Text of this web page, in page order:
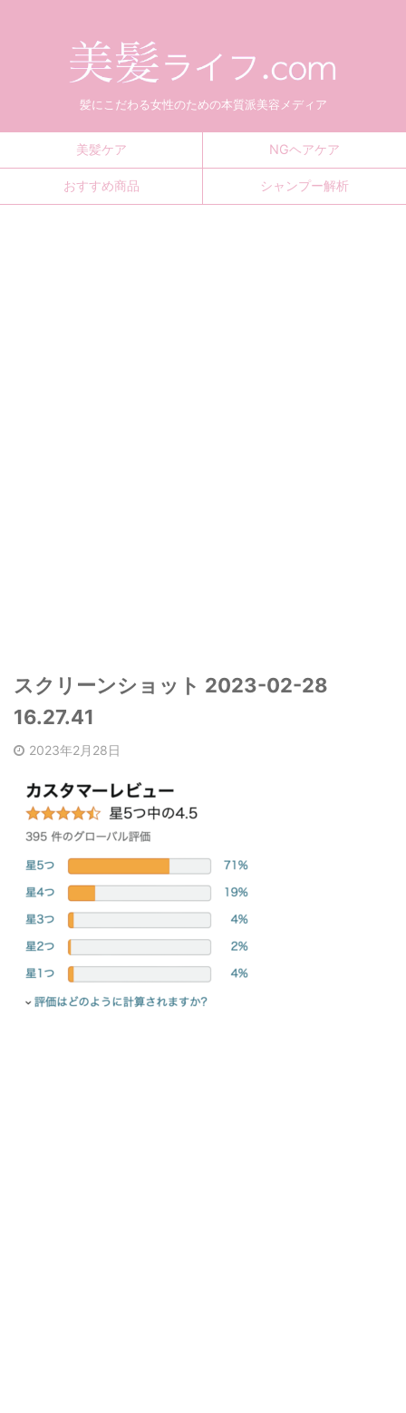
髪にこだわる女性のための本質派美容メディア
美髪ケア NGヘアケア
おすすめ商品 シャンプー解析
スクリーンショット 2023-02-28
16.27.41
2023年2月28日